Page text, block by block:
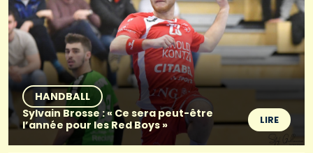
HANDBALL
Sylvain Brosse : « Ce sera peut-être
l’année pour les Red Boys »
LIRE